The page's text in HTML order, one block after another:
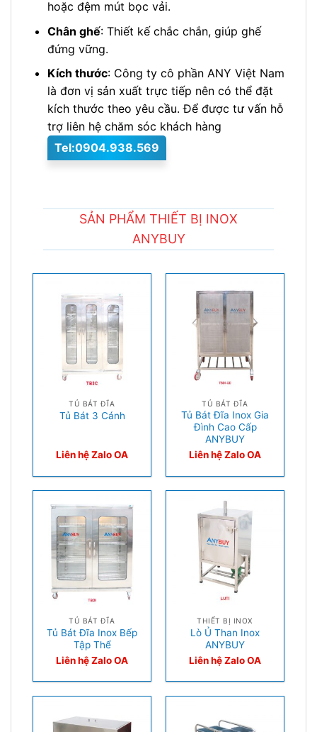
hoặc đệm mút bọc vải.
Chân ghế: Thiết kế chắc chắn, giúp ghế
đứng vững.
Kích thước: Công ty cô phần ANY Việt Nam
là đơn vị sản xuất trực tiếp nên có thể đặt
kích thước theo yêu cầu. Để được tư vấn hỗ
trợ liên hệ chăm sóc khách hàng
Tel:0904.938.569
SẢN PHẨM THIẾT BỊ INOX
ANYBUY
TỦ BÁT ĐĨA
Tủ Bát 3 Cánh
Liên hệ Zalo OA
TỦ BÁT ĐĨA
Tủ Bát Đĩa Inox Gia
Đình Cao Cấp
ANYBUY
Liên hệ Zalo OA
TỦ BÁT ĐĨA
Tủ Bát Đĩa Inox Bếp
Tập Thể
Liên hệ Zalo OA
THIẾT BỊ INOX
Lò Ủ Than Inox
ANYBUY
Liên hệ Zalo OA